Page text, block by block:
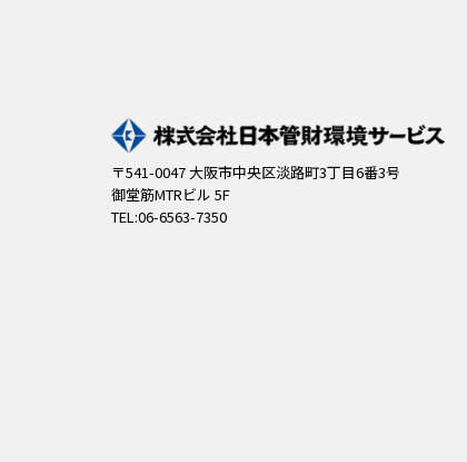
〒541-0047 大阪市中央区淡路町3丁目6番3号
御堂筋MTRビル 5F
TEL:06-6563-7350